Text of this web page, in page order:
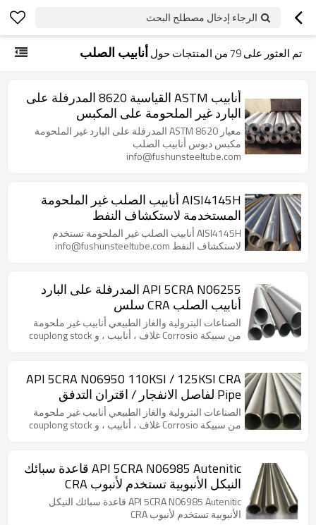
الرجاء إدخال مصطلح البحث
تم العثور على79من المنتجات حولأنابيب الصلب
أنابيب ASTM القياسية 8620 المدرفلة على
البارد غير الملحومة على المكبس
معيار ASTM 8620 المدرفلة على البارد غير الملحومة
مكبس دبوس أنابيب الصلب
info@fushunsteeltube.com
AISI4145H أنابيب الصلب غير الملحومة
المستخدمة لاستكشاف النفط
AISI4145H أنابيب الصلب غير الملحومة تستخدم
لاستكشاف النفط info@fushunsteeltube.com
API 5CRA N06255 المدرفلة على البارد
أنابيب الصلب CRA سلس
الصناعات البترولية والغاز الطبيعي أنابيب غير ملحومة
من سبيكة Corrosio غلاف ، أنابيب ، و couplong stock
API 5CRA N06950 110KSI / 125KSI CRA
Pipe لفاصل الانفجار / اقتران التدفق
الصناعات البترولية والغاز الطبيعي أنابيب غير ملحومة
من سبيكة Corrosio غلاف ، أنابيب ، و couplong stock
API 5CRA N06985 Autenitic قاعدة سبائك
النيكل الأنبوبية تستخدم لأنبوب CRA
API 5CRA N06985 Autenitic قاعدة سبائك النيكل
الأنبوبية تستخدم لأنبوب CRA